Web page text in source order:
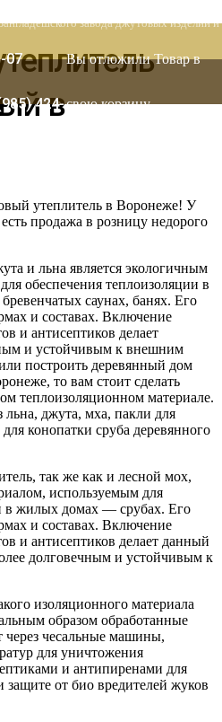
завода джутовых изделий и
07
424-
Вы отложилиТоварв
свою корзину.
в
утеплитель в Воронеже! У
продажа в розницу недорого
и льна является экологичным
обеспечения теплоизоляции в
саунах, банях. Его
и составах. Включение
и антисептиков делает
и устойчивым к внешним
построить деревянный дом
то вам стоит сделать
теплоизоляционном материале.
джута, мха, пакли для
конопатки сруба деревянного
так же как и лесной мох,
используемым для
в жилых домах — срубах. Его
и составах. Включение
и антисептиков делает данный
долговечным и устойчивым к
изоляционного материала
образом обработанные
через чесальные машины,
для уничтожения
и антипиренами для
от био вредителей жуков